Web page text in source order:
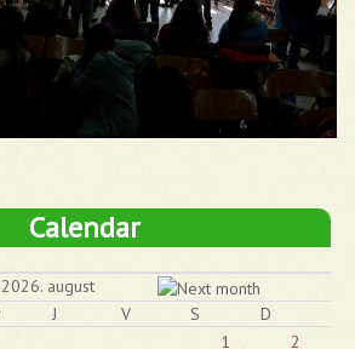
Calendar
2026. august
J V S
D
1
2